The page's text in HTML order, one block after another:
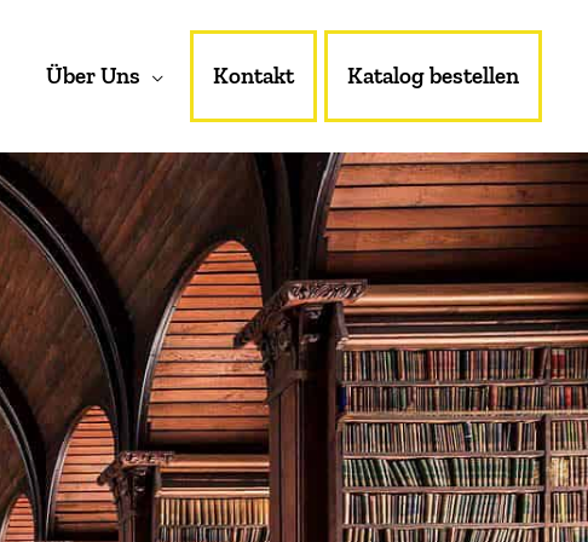
Über Uns Kontakt Katalog bestellen